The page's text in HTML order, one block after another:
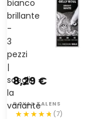
bianco
brillante
-
3
pezzi
|
scegli
la
variante
8,29 €
ROYAL TALENS
(7)